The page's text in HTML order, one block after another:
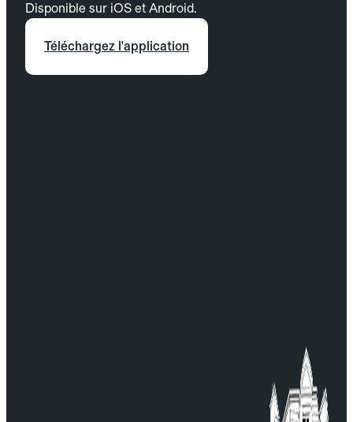
Disponible sur iOS et Android.
Téléchargez l'application